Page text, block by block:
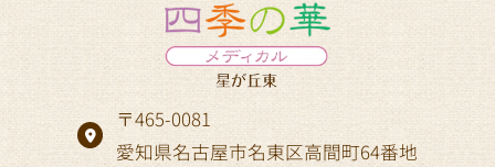
〒465-0081
愛知県名古屋市名東区高間町64番地